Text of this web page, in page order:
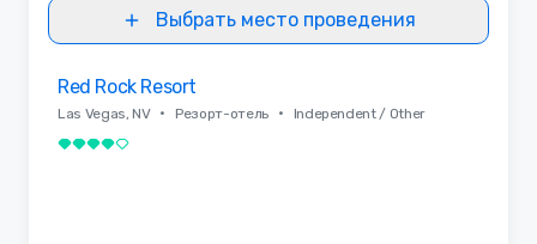
Выбрать место проведения
Red Rock Resort
Las Vegas, NV • Резорт-отель •
Independent / Other
4 из 5